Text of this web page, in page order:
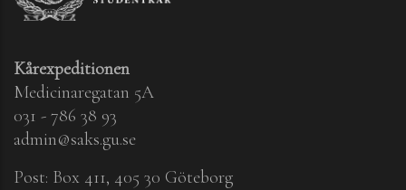
Kårexpeditionen
Medicinaregatan 5A
031 - 786 38 93
admin@saks.gu.se
Post: Box 411, 405 30 Göteborg